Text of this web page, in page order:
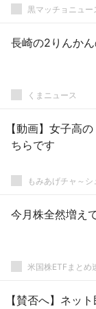
黒マッチョニュー
長崎の2りんか
くまニュース
【動画】女子高
ちらです
もみあげチャ～シ
今月株全然増え
米国株ETFまとめ
【賛否へ】ネッ